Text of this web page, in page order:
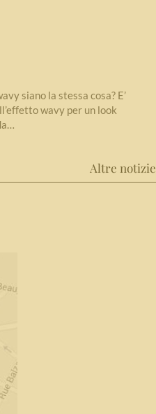
siano la stessa cosa? E’
wavy per un look
Altre notizie